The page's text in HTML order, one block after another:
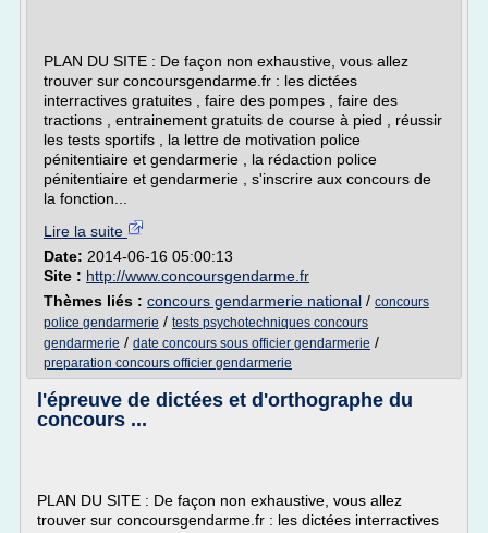
PLAN DU SITE : De façon non exhaustive, vous allez
trouver sur concoursgendarme.fr : les dictées
interractives gratuites , faire des pompes , faire des
tractions , entrainement gratuits de course à pied , réussir
les tests sportifs , la lettre de motivation police
pénitentiaire et gendarmerie , la rédaction police
pénitentiaire et gendarmerie , s'inscrire aux concours de
la fonction...
Lire la suite
Date: 2014-06-16 05:00:13
Site : http://www.concoursgendarme.fr
Thèmes liés : concours gendarmerie national / concours
police gendarmerie / tests psychotechniques concours
gendarmerie / date concours sous officier gendarmerie /
preparation concours officier gendarmerie
l'épreuve de dictées et d'orthographe du
concours ...
PLAN DU SITE : De façon non exhaustive, vous allez
trouver sur concoursgendarme.fr : les dictées interractives